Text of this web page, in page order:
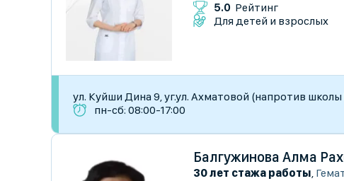
5.0 Рейтинг
Для детей и взрослых
ул. Куйши Дина 9, уг.ул. Ахматовой (напротив
пн-сб: 08:00-17:00
Балгужинова Алма
30 лет стажа работы,